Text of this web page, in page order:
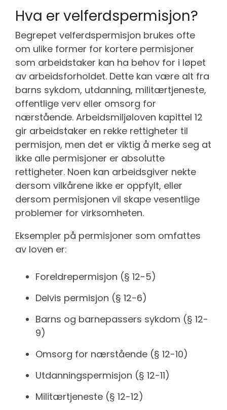
Hva er velferdspermisjon?
Begrepet velferdspermisjon brukes ofte
om ulike former for kortere permisjoner
som arbeidstaker kan ha behov for i løpet
av arbeidsforholdet. Dette kan være alt fra
barns sykdom, utdanning, militærtjeneste,
offentlige verv eller omsorg for
nærstående. Arbeidsmiljøloven kapittel 12
gir arbeidstaker en rekke rettigheter til
permisjon, men det er viktig å merke seg at
ikke alle permisjoner er absolutte
rettigheter. Noen kan arbeidsgiver nekte
dersom vilkårene ikke er oppfylt, eller
dersom permisjonen vil skape vesentlige
problemer for virksomheten.
Eksempler på permisjoner som omfattes
av loven er:
Foreldrepermisjon (§ 12-5)
Delvis permisjon (§ 12-6)
Barns og barnepassers sykdom (§ 12-
9)
Omsorg for nærstående (§ 12-10)
Utdanningspermisjon (§ 12-11)
Militærtjeneste (§ 12-12)